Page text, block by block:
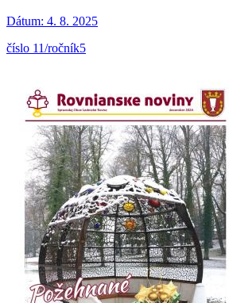
Dátum: 4. 8. 2025
číslo 11/ročník5